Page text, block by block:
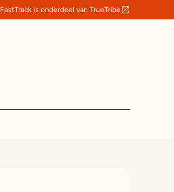
FastTrack is onderdeel van TrueTribe